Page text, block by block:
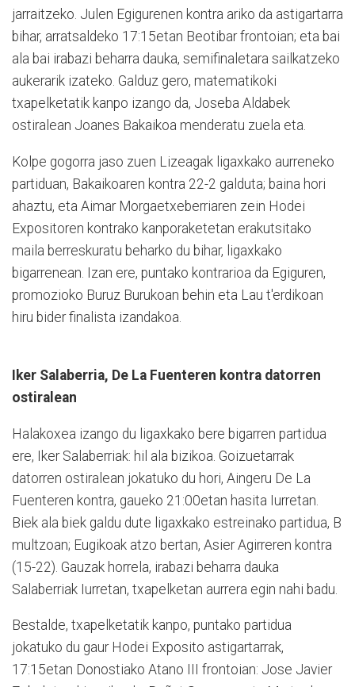
jarraitzeko. Julen Egigurenen kontra ariko da astigartarra
bihar, arratsaldeko 17:15etan Beotibar frontoian; eta bai
ala bai irabazi beharra dauka, semifinaletara sailkatzeko
aukerarik izateko. Galduz gero, matematikoki
txapelketatik kanpo izango da, Joseba Aldabek
ostiralean Joanes Bakaikoa menderatu zuela eta.
Kolpe gogorra jaso zuen Lize­agak ligaxkako aurreneko
partiduan, Bakaikoaren kontra 22-2 galduta; baina hori
ahaztu, eta Aimar Morgaetxeberriaren zein Hodei
Expositoren kontrako kanporaketetan erakutsitako
maila berreskuratu beharko du bihar, ligaxkako
bigarrenean. Izan ere, puntako kontrarioa da Egiguren,
promozioko Buruz Burukoan behin eta Lau t'erdikoan
hiru bider finalista izandakoa.
Iker Salaberria, De La Fuenteren kontra datorren
ostiralean
Halakoxea izango du ligaxkako bere bigarren partidua
ere, Iker Salaberriak: hil ala bizikoa. Goizuetarrak
datorren ostiralean jokatuko du hori, Aingeru De La
Fuenteren kontra, gaueko 21:00etan hasita Iurretan.
Biek ala biek galdu dute ligaxkako estreinako partidua, B
multzoan; Eugikoak atzo bertan, Asier Agirreren kontra
(15-22). Gauzak horrela, irabazi beharra dauka
Salaberriak Iurretan, txapelketan aurrera egin nahi badu.
Bestalde, txapelketatik kanpo, puntako partidua
jokatuko du gaur Hodei Exposito astigartarrak,
17:15etan Donostiako Atano III frontoian: Jose Javier